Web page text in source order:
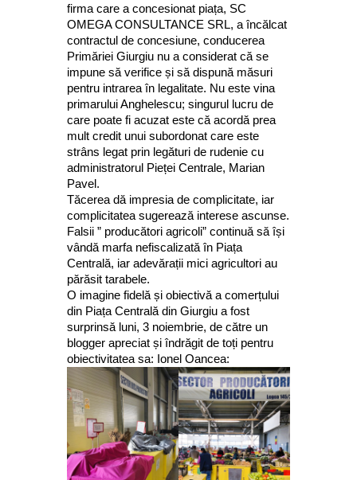
firma care a concesionat piața, SC
OMEGA CONSULTANCE SRL, a încălcat
contractul de concesiune, conducerea
Primăriei Giurgiu nu a considerat că se
impune să verifice și să dispună măsuri
pentru intrarea în legalitate. Nu este vina
primarului Anghelescu; singurul lucru de
care poate fi acuzat este că acordă prea
mult credit unui subordonat care este
strâns legat prin legături de rudenie cu
administratorul Pieței Centrale, Marian
Pavel.
Tăcerea dă impresia de complicitate, iar
complicitatea sugerează interese ascunse.
Falsii ” producători agricoli” continuă să își
vândă marfa nefiscalizată în Piața
Centrală, iar adevărații mici agricultori au
părăsit tarabele.
O imagine fidelă și obiectivă a comerțului
din Piața Centrală din Giurgiu a fost
surprinsă luni, 3 noiembrie, de către un
blogger apreciat și îndrăgit de toți pentru
obiectivitatea sa: Ionel Oancea: